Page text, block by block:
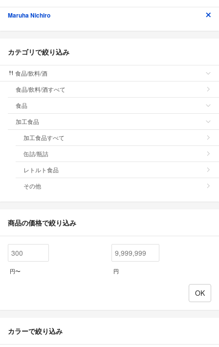
Maruha Nichiro
カテゴリで絞り込み
食品/飲料/酒
食品/飲料/酒すべて
食品
加工食品
加工食品すべて
缶詰/瓶詰
レトルト食品
その他
商品の価格で絞り込み
円〜 円
カラーで絞り込み